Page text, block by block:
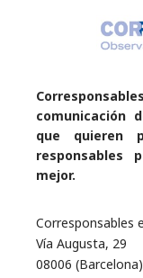
comunicación
que quieren
responsables
mejor.
Corresponsables
Vía Augusta, 29
08006 (Barcelona)